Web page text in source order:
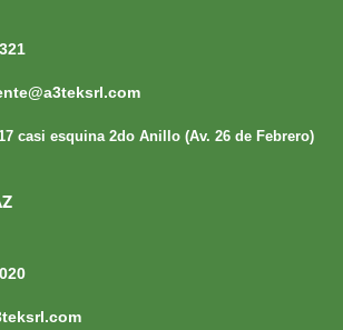
casi esquina 2do Anillo (Av. 26 de Febrero)